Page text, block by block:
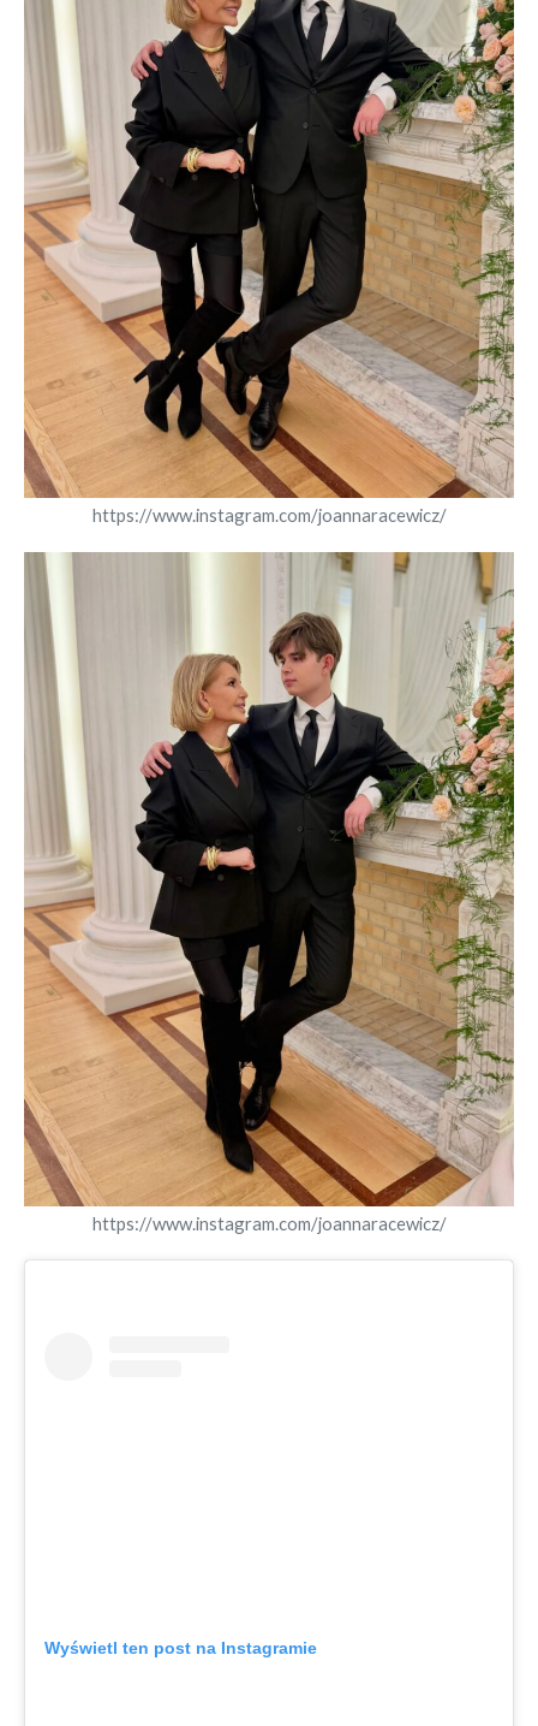
https://www.instagram.com/joannaracewicz/
https://www.instagram.com/joannaracewicz/
Wyświetl ten post na Instagramie